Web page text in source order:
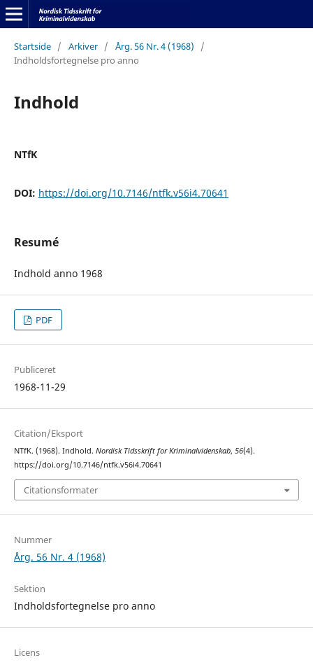
Startside / Arkiver / Årg. 56 Nr. 4 (1968)
/
Indholdsfortegnelse pro anno
Indhold
NTfK
DOI: https://doi.org/10.7146/ntfk.v56i4.70641
Resumé
Indhold anno 1968
PDF
Publiceret
1968-11-29
Citation/Eksport
NTfK. (1968). Indhold. Nordisk Tidsskrift for Kriminalvidenskab, 56(4).
https://doi.org/10.7146/ntfk.v56i4.70641
Citationsformater
Nummer
Årg. 56 Nr. 4 (1968)
Sektion
Indholdsfortegnelse pro anno
Licens